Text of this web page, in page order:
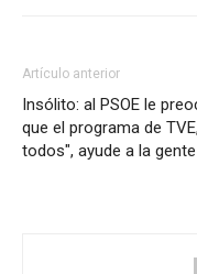
Artículo anterior
Insólito: al PSOE le
que el programa de
todos", ayude a la gente